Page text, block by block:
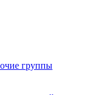
группы